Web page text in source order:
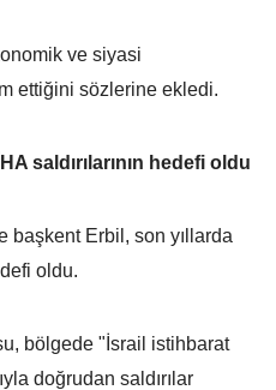
ve siyasi
ettiğini sözlerine ekledi.
saldırılarının hedefi oldu
başkent Erbil, son yıllarda
oldu.
bölgede "İsrail istihbarat
doğrudan saldırılar